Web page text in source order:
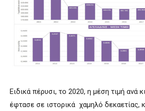
Ειδικά πέρυσι, το 2020, η μέση τιμή ανά
έφτασε σε ιστορικά χαμηλό δεκαετίας,